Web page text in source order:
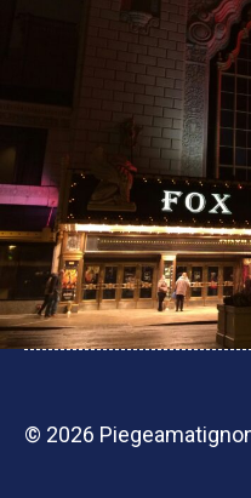
© 2026